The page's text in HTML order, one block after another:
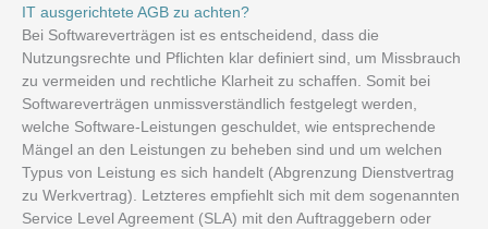
IT ausgerichtete AGB zu achten?
Bei Softwareverträgen ist es entscheidend, dass die
Nutzungsrechte und Pflichten klar definiert sind, um Missbrauch
zu vermeiden und rechtliche Klarheit zu schaffen. Somit bei
Softwareverträgen unmissverständlich festgelegt werden,
welche Software-Leistungen geschuldet, wie entsprechende
Mängel an den Leistungen zu beheben sind und um welchen
Typus von Leistung es sich handelt (Abgrenzung Dienstvertrag
zu Werkvertrag). Letzteres empfiehlt sich mit dem sogenannten
Service Level Agreement (SLA) mit den Auftraggebern oder